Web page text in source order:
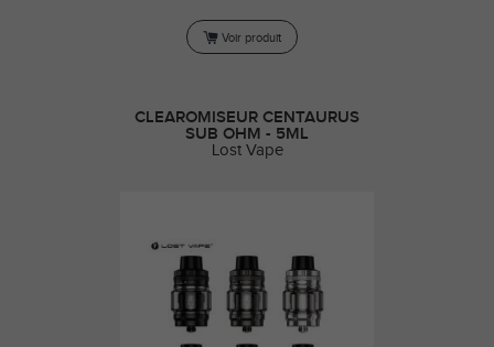
Voir produit
CLEAROMISEUR CENTAURUS
SUB OHM - 5ML
Lost Vape